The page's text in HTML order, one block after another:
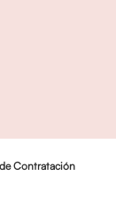
Contratación